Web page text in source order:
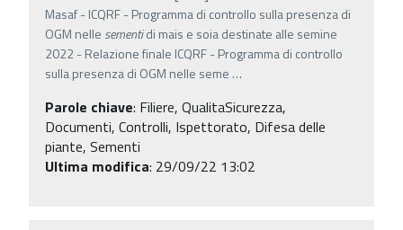
Masaf - ICQRF - Programma di controllo sulla presenza di
OGM nelle sementidi mais e soia destinate alle semine
2022 - Relazione finale ICQRF - Programma di controllo
sulla presenza di OGM nelle seme …
Parole chiave: Filiere, QualitaSicurezza,
Documenti, Controlli, Ispettorato, Difesa delle
piante, Sementi
Ultima modifica: 29/09/22 13:02